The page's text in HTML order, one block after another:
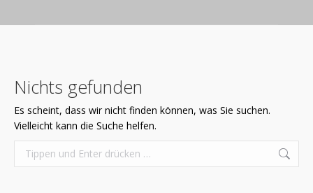
Nichts gefunden
Es scheint, dass wir nicht finden können, was Sie suchen.
Vielleicht kann die Suche helfen.
Search: